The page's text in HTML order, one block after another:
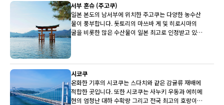
서부 혼슈 (주고쿠)
일본 본도의 남서부에 위치한 주고쿠는 다양한 농수산
물이 풍부합니다. 돗토리의 마쓰바 게 및 히로시마의
굴을 비롯한 많은 수산물이 일본 최고로 인정받고 있습
시코쿠
온화한 기후의 시코쿠는 스다치와 같은 감귤류 재배에
적합한 곳입니다. 또한 시코쿠는 사누키 우동과 에히메
현의 엄청난 대하 수확량 그리고 전국 최고의 호랑이